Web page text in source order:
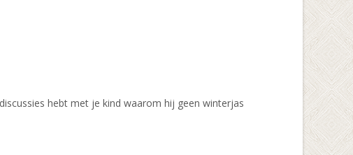
hebt met je kind waarom hij geen winterjas